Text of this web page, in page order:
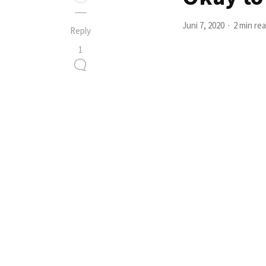
Reply
1
Juni 7, 2020 2 min